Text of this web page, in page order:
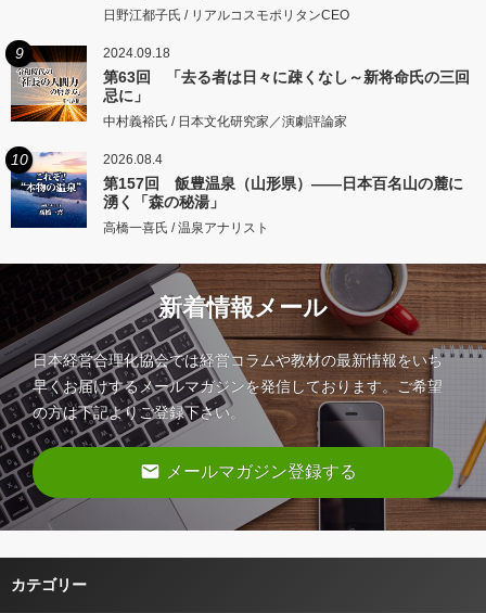
日野江都子氏 / リアルコスモポリタンCEO
9 2024.09.18
第63回 「去る者は日々に疎くなし～新将命氏の三回
忌に」
中村義裕氏 / 日本文化研究家／演劇評論家
10 2026.08.4
第157回 飯豊温泉（山形県）――日本百名山の麓に
湧く「森の秘湯」
高橋一喜氏 / 温泉アナリスト
新着情報メール
日本経営合理化協会では経営コラムや教材の最新情報をいち
早くお届けするメールマガジンを発信しております。ご希望
の方は下記よりご登録下さい。
email メールマガジン登録する
カテゴリー